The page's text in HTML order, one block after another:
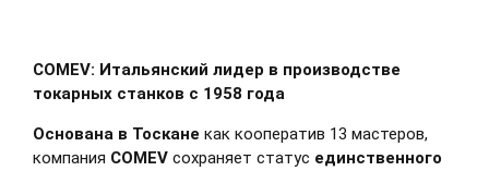
COMEV: Итальянский лидер в производстве
токарных станков с 1958 года
Основана в Тоскане как кооператив 13 мастеров,
компания COMEV сохраняет статус единственного